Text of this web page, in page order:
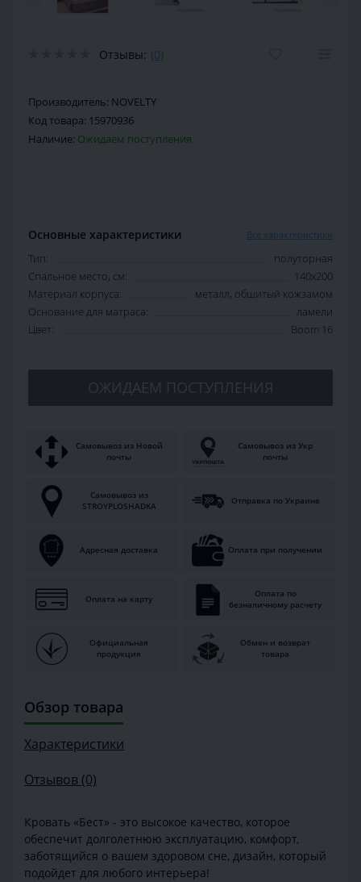
Отзывы: (0)
Производитель: NOVELTY
Код товара: 15970936
Наличие: Ожидаем поступления
Основные характеристики Все характеристики
Тип:
полуторная
Спальное место, см:
140х200
Материал корпуса:
металл, обшитый кожзамом
Основание для матраса:
ламели
Цвет:
Boom 16
ОЖИДАЕМ ПОСТУПЛЕНИЯ
Самовывоз из Новой
почты
Самовывоз из Укр
почты
Самовывоз из
STROYPLOSHADKA
Отправка по Украине
Адресная доставка Оплата при получении
Оплата на карту
Оплата по
безналичному расчету
Официальная
продукция
Обмен и возврат
товара
Обзор товара
Характеристики
Отзывов (0)
Кровать «Бест» - это высокое качество, которое
обеспечит долголетнюю эксплуатацию, комфорт,
заботящийся о вашем здоровом сне, дизайн, который
подойдет для любого интерьера!